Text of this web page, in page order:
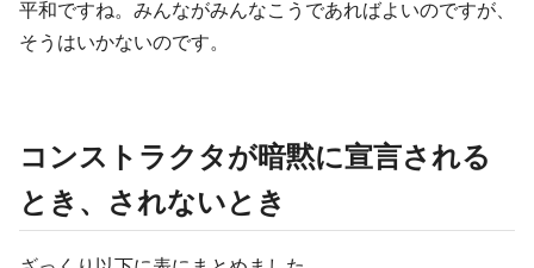
平和ですね。みんながみんなこうであればよいのですが、
そうはいかないのです。
コンストラクタが暗黙に宣言される
とき、されないとき